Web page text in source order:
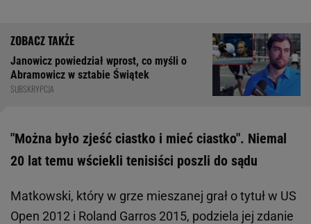
Janowicz powiedział wprost, co myśli o
Abramowicz w sztabie Świątek
SUBSKRYPCJA
"Można było zjeść ciastko i mieć ciastko". Niemal
20 lat temu wściekli tenisiści poszli do sądu
Matkowski, który w grze mieszanej grał o tytuł w US
Open 2012 i Roland Garros 2015, podziela jej zdanie